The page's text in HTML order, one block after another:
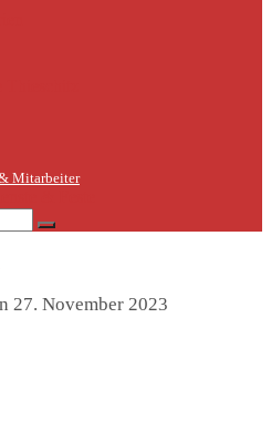
Mitarbeiter
27. November 2023